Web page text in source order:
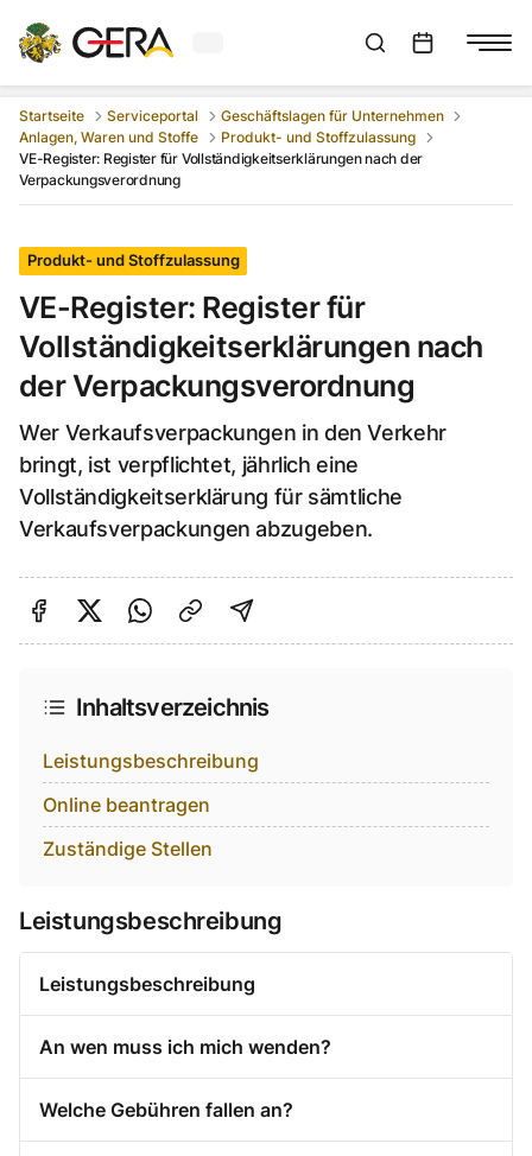
Aktuelles Wetter in GeraSuchleiste anzeigen
Startseite Serviceportal
Geschäftslagen für Unternehmen
Anlagen, Waren und Stoffe
Produkt- und Stoffzulassung
VE-Register: Register für Vollständigkeitserklärungen nach der
Verpackungsverordnung
Produkt- und Stoffzulassung
VE-Register: Register für
Vollständigkeitserklärungen nach
der Verpackungsverordnung
Wer Verkaufsverpackungen in den Verkehr
bringt, ist verpflichtet, jährlich eine
Vollständigkeitserklärung für sämtliche
Verkaufsverpackungen abzugeben.
Auf Facebook teilen
Auf Twitter teilen
Per Link teilen
shareViaEmail
Inhaltsverzeichnis
Leistungsbeschreibung
Online beantragen
Zuständige Stellen
Leistungsbeschreibung
Leistungsbeschreibung
An wen muss ich mich wenden?
Welche Gebühren fallen an?